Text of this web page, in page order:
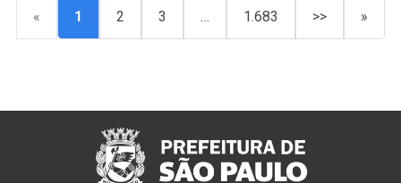
« 1 2 3 … 1.683 >> »